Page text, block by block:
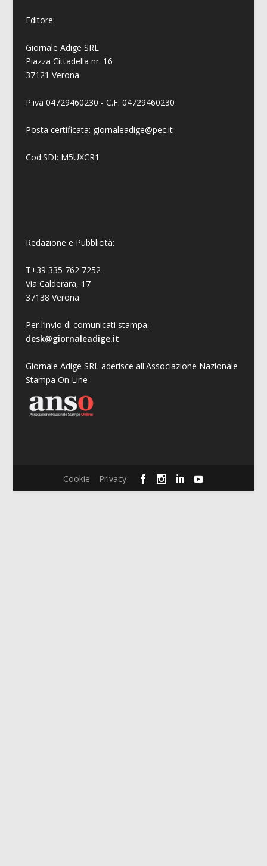
Editore:
Giornale Adige SRL
Piazza Cittadella nr. 16
37121 Verona
P.iva 04729460230 - C.F. 04729460230
Posta certificata: giornaleadige@pec.it
Cod.SDI: M5UXCR1
Redazione e Pubblicità:
T+39 335 762 7252
Via Calderara, 17
37138 Verona
Per l’invio di comunicati stampa:
desk@giornaleadige.it
Giornale Adige SRL aderisce all'Associazione Nazionale
Stampa On Line
Cookie Privacy